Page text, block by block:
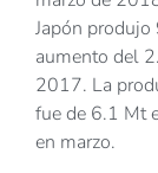
Japón
aumento del
2017. La
fue de 6.1 Mt
en marzo.